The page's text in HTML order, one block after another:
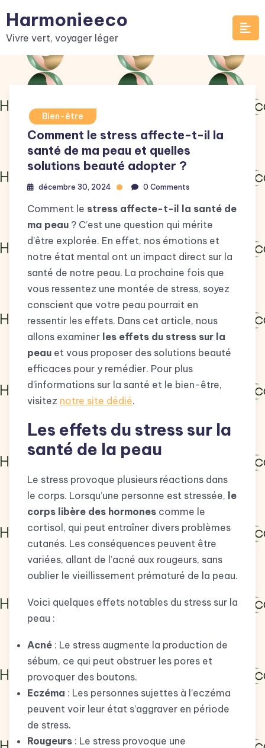
to
content
Harmonieeco
Vivre vert, voyager léger
Bien-être
Comment le stress affecte-t-il la
santé de ma peau et quelles
solutions beauté adopter ?
décembre 30, 2024 0 Comments
Comment le stress affecte-t-il la santé de
ma peau ? C’est une question qui mérite
d’être explorée. En effet, nos émotions et
notre état mental ont un impact direct sur la
santé de notre peau. La prochaine fois que
vous ressentez une montée de stress, soyez
conscient que votre peau pourrait en
ressentir les effets. Dans cet article, nous
allons examiner les effets du stress sur la
peau et vous proposer des solutions beauté
efficaces pour y remédier. Pour plus
d’informations sur la santé et le bien-être,
visitez notre site dédié.
Les effets du stress sur la
santé de la peau
Le stress provoque plusieurs réactions dans
le corps. Lorsqu’une personne est stressée, le
corps libère des hormones comme le
cortisol, qui peut entraîner divers problèmes
cutanés. Les conséquences peuvent être
variées, allant de l’acné aux rougeurs, sans
oublier le vieillissement prématuré de la peau.
Voici quelques effets notables du stress sur la
peau :
Acné : Le stress augmente la production de
sébum, ce qui peut obstruer les pores et
provoquer des boutons.
Eczéma : Les personnes sujettes à l’eczéma
peuvent voir leur état s’aggraver en période
de stress.
Rougeurs : Le stress provoque une